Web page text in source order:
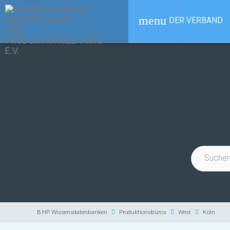
menu DER VERBAND
B:HP Wissensdatenbanken Produktionsbüros West Köln